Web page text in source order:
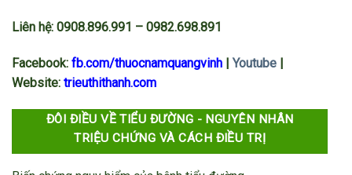
Liên hệ: 0908.896.991 – 0982.698.891
Facebook: fb.com/thuocnamquangvinh Youtube
Website: trieuthithanh.com
ĐÔI ĐIỀU VỀ TIỂU ĐƯỜNG - NGUYÊN NHÂN
TRIỆU CHỨNG VÀ CÁCH ĐIỀU TRỊ